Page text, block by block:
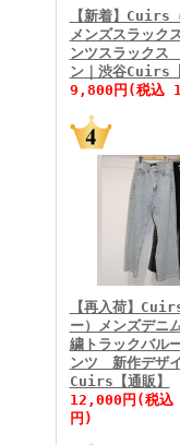
FINEBOYS2026
FINEBOYS2026
【新着】Cuirs
メンズスラック
ンツスラックス
ン｜渋谷Cuirs【
9,800円(税込
【再入荷】
ー）メンズデニ
繍トラックバル
ンツ 新作デザ
Cuirs【通販】
12,000円(税
円)